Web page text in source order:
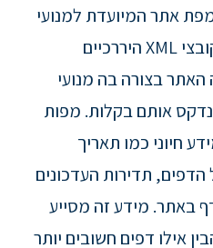
אתר המיועדת למנועי
החיפוש כתובה בקובצי XML היררכיים
בצורה בה מנועי
אותם בקלות. מפות
חיוני כמו תאריך
הדפים, תדירות העדכונים
באתר. מידע זה מסייע
אילו דפים חשובים יותר